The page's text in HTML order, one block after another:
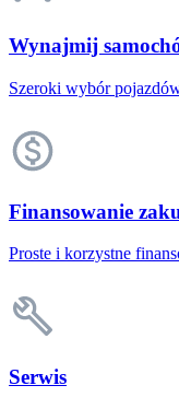
Wynajmij
Szeroki wybór
Finansowanie
Proste i korzystne
Serwis